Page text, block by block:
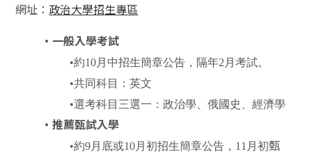
網址： 政治大學招生專區
• 一般入學考試
•約10月中招生簡章公告，隔年2月考試。
•共同科目：英文
•選考科目三選一：政治學、俄國史、經濟學
• 推薦甄試入學
•約9月底或10月初招生簡章公告，11月初甄